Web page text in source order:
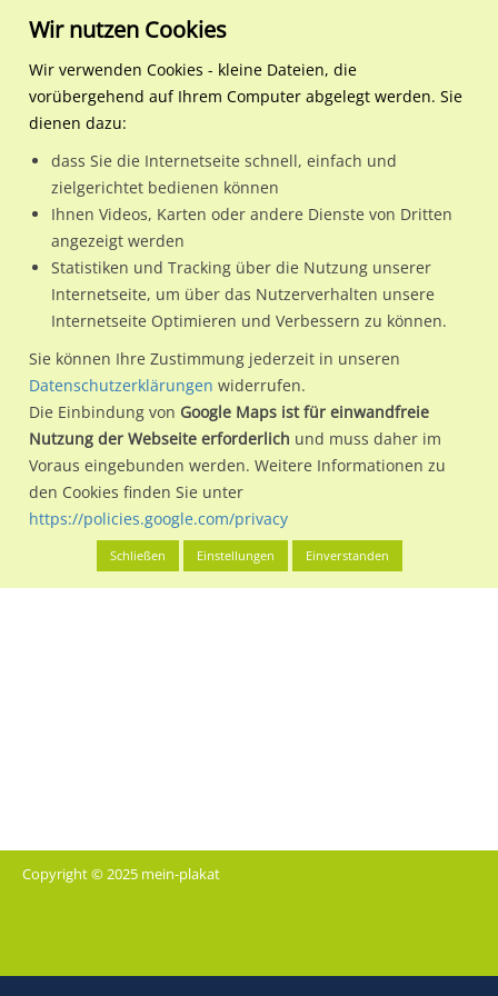
404
Sorry hier ist etwas schief
gelaufen
Copyright © 2025 mein-plakat
Wir nutzen Cookies
Wir verwenden Cookies - kleine Dateien, die
vorübergehend auf Ihrem Computer abgelegt werden. Sie
dienen dazu:
dass Sie die Internetseite schnell, einfach und
zielgerichtet bedienen können
Ihnen Videos, Karten oder andere Dienste von Dritten
angezeigt werden
Statistiken und Tracking über die Nutzung unserer
Internetseite, um über das Nutzerverhalten unsere
Internetseite Optimieren und Verbessern zu können.
Sie können Ihre Zustimmung jederzeit in unseren
Datenschutzerklärungen widerrufen.
Die Einbindung von Google Maps ist für einwandfreie
Nutzung der Webseite erforderlich und muss daher im
Voraus eingebunden werden. Weitere Informationen zu
den Cookies finden Sie unter
https://policies.google.com/privacy
Schließen Einstellungen Einverstanden